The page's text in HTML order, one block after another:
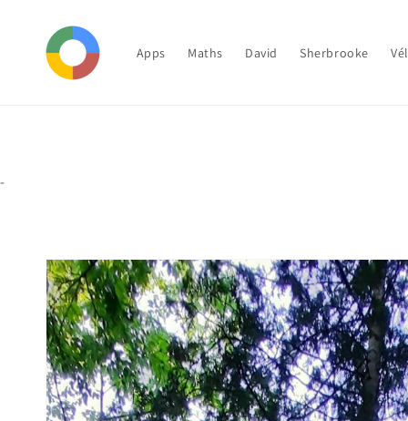
contenu
Apps Maths David Sherbrooke
-
Passer aux
informations
produits